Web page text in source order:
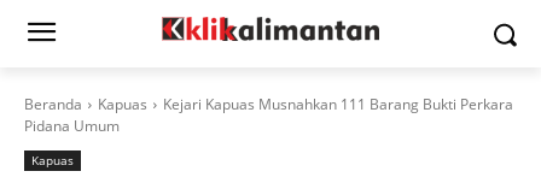
Beranda Kapuas
Kejari Kapuas Musnahkan 111 Barang Bukti Perkara
Pidana Umum
Kapuas